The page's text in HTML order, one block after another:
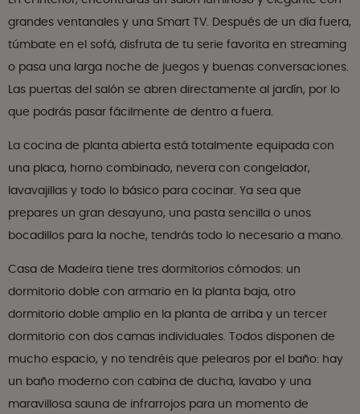
grandes ventanales y una Smart TV. Después de un día fuera,
túmbate en el sofá, disfruta de tu serie favorita en streaming
o pasa una larga noche de juegos y buenas conversaciones.
Las puertas del salón se abren directamente al jardín, por lo
que podrás pasar fácilmente de dentro a fuera.
La cocina de planta abierta está totalmente equipada con
una placa, horno combinado, nevera con congelador,
lavavajillas y todo lo básico para cocinar. Ya sea que
prepares un gran desayuno, una pasta sencilla o unos
bocadillos para la noche, tendrás todo lo necesario a mano.
Casa de Madeira tiene tres dormitorios cómodos: un
dormitorio doble con armario en la planta baja, otro
dormitorio doble amplio en la planta de arriba y un tercer
dormitorio con dos camas individuales. Todos disponen de
mucho espacio, y no tendréis que pelearos por el baño: hay
un baño moderno con cabina de ducha, lavabo y una
maravillosa sauna de infrarrojos para un momento de